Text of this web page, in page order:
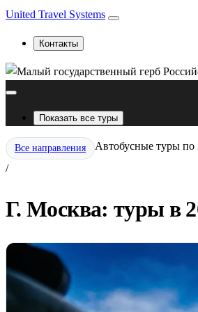
United Travel Systems
Контакты
Показать все туры
Все направления
/
Автобусные туры по
Г. Москва: туры в